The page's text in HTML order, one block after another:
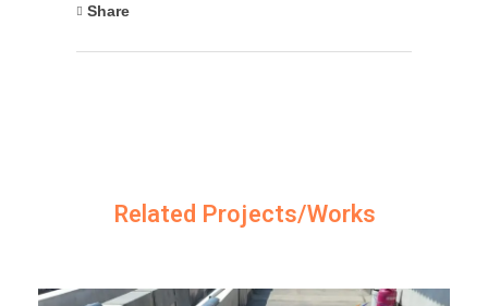
Share
Related Projects/Works